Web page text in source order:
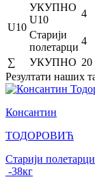
U10
УКУПНО
U10
4
Старији
полетарци
4
∑
УКУПНО 20
Резултати наших
Консантин
ТОДОРОВИЋ
Старији полетарци
-38кг